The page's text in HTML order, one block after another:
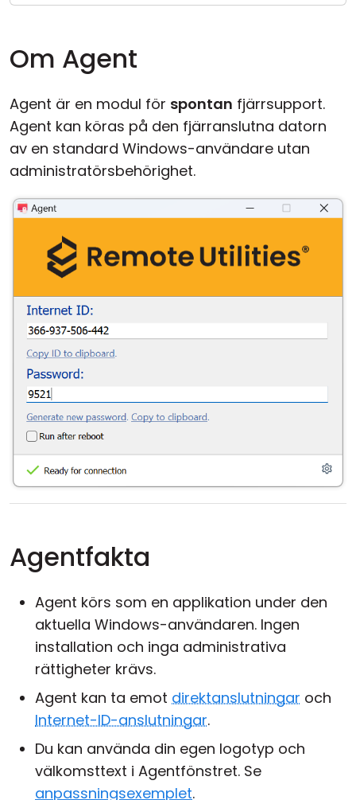
Om Agent
Agent är en modul för spontan fjärrsupport.
Agent kan köras på den fjärranslutna datorn
av en standard Windows-användare utan
administratörsbehörighet.
Agentfakta
Agent körs som en applikation under den
aktuella Windows-användaren. Ingen
installation och inga administrativa
rättigheter krävs.
Agent kan ta emot direktanslutningar och
Internet-ID-anslutningar.
Du kan använda din egen logotyp och
välkomsttext i Agentfönstret. Se
anpassningsexemplet.